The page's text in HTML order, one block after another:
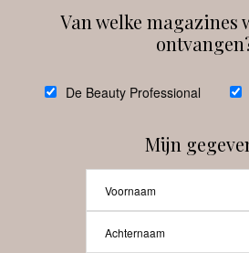
Van welke magazines
De Beauty Professional
Mijn